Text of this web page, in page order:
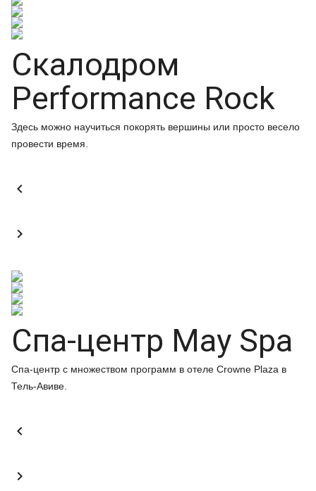
Скалодром
Performance Rock
Здесь можно научиться покорять вершины или просто весело
провести время.


Спа-центр May Spa
Спа-центр с множеством программ в отеле Crowne Plaza в
Тель-Авиве.

